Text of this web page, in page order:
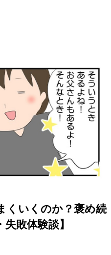
くいくのか？褒め続
敗体験談】